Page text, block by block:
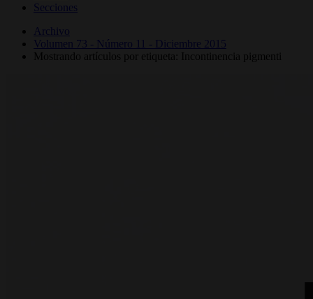
Secciones
Archivo
Volumen 73 - Número 11 - Diciembre 2015
Mostrando artículos por etiqueta: Incontinencia pigmenti